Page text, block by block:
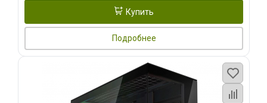
Купить
Подробнее